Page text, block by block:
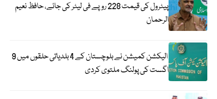
پیٹرول کی قیمت 228 روپے فی لیٹر کی جائے، حافظ نعیم
الرحمان
الیکشن کمیشن نے بلوچستان کے 4 بلدیاتی حلقوں میں 9
اگست کی پولنگ ملتوی کردی